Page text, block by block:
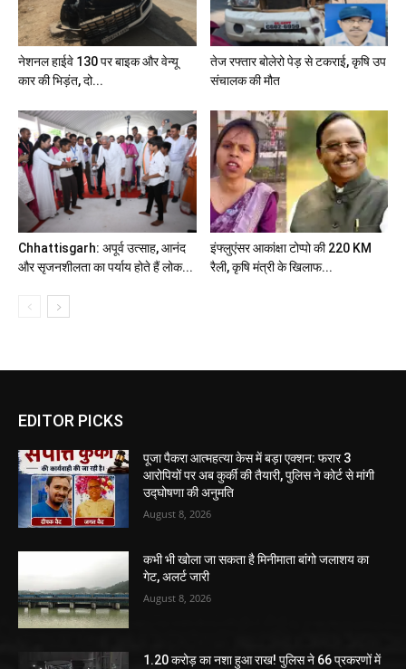
नेशनल हाईवे 130 पर बाइक और वेन्यू
कार की भिड़ंत, दो...
तेज रफ्तार बोलेरो पेड़ से टकराई, कृषि उप
संचालक की मौत
Chhattisgarh: अपूर्व उत्साह, आनंद
और सृजनशीलता का पर्याय होते हैं लोक...
इंफ्लुएंसर आकांक्षा टोप्पो की 220 KM
रैली, कृषि मंत्री के खिलाफ...
EDITOR PICKS
पूजा पैकरा आत्महत्या केस में बड़ा एक्शन: फरार 3
आरोपियों पर अब कुर्की की तैयारी, पुलिस ने कोर्ट से मांगी
उद्घोषणा की अनुमति
August 8, 2026
कभी भी खोला जा सकता है मिनीमाता बांगो जलाशय का
गेट, अलर्ट जारी
August 8, 2026
1.20 करोड़ का नशा हुआ राख! पुलिस ने 66 प्रकरणों में